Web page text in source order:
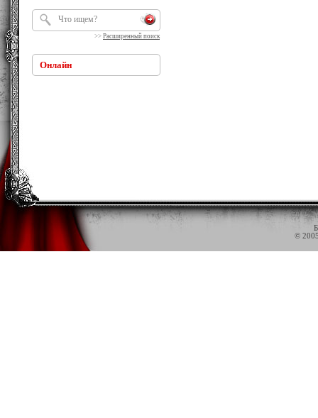
>> Расширенный поиск
Онлайн
©